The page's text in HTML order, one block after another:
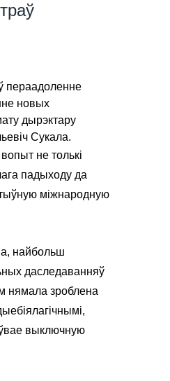
пераадоленне
новых
дырэктару
Сукала.
не толькі
падыходу да
міжнародную
найбольш
даследаванняў
нямала зроблена
выключную